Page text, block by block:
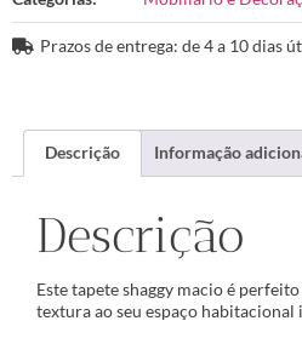
Prazos de entrega: de 4 a 10 dias
Descrição Informação
Descrição
Este tapete shaggy macio é
textura ao seu espaço